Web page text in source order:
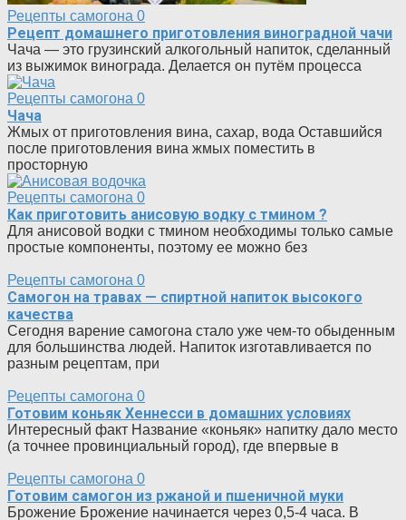
Рецепты самогона 0
Рецепт домашнего приготовления виноградной чачи
Чача — это грузинский алкогольный напиток, сделанный
из выжимок винограда. Делается он путём процесса
Рецепты самогона 0
Чача
Жмых от приготовления вина, сахар, вода Оставшийся
после приготовления вина жмых поместить в
просторную
Рецепты самогона 0
Как приготовить анисовую водку с тмином ?
Для анисовой водки с тмином необходимы только самые
простые компоненты, поэтому ее можно без
Рецепты самогона 0
Самогон на травах — спиртной напиток высокого
качества
Сегодня варение самогона стало уже чем-то обыденным
для большинства людей. Напиток изготавливается по
разным рецептам, при
Рецепты самогона 0
Готовим коньяк Хеннесси в домашних условиях
Интересный факт Название «коньяк» напитку дало место
(а точнее провинциальный город), где впервые в
Рецепты самогона 0
Готовим самогон из ржаной и пшеничной муки
Брожение Брожение начинается через 0,5-4 часа. В